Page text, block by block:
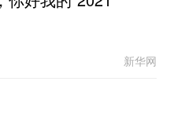
新华网